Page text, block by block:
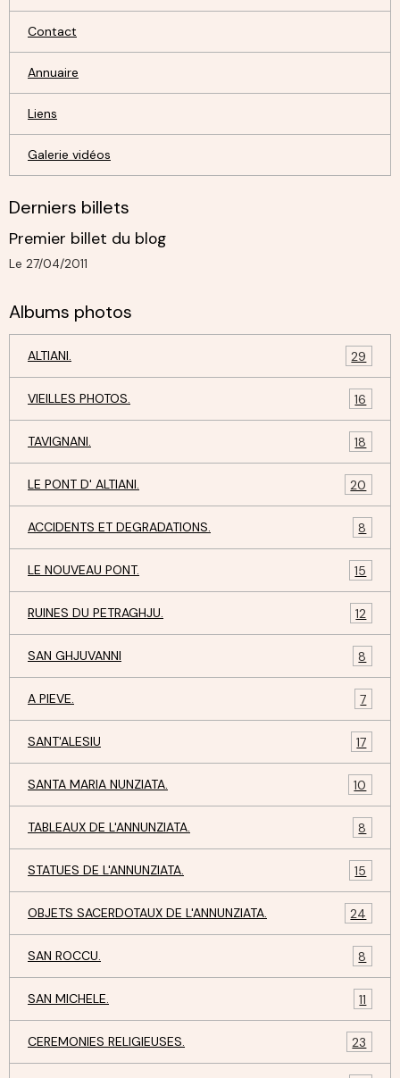
Contact
Annuaire
Liens
Galerie vidéos
Derniers billets
Premier billet du blog
Le 27/04/2011
Albums photos
ALTIANI. 29
VIEILLES PHOTOS. 16
TAVIGNANI. 18
LE PONT D' ALTIANI. 20
ACCIDENTS ET DEGRADATIONS. 8
LE NOUVEAU PONT. 15
RUINES DU PETRAGHJU. 12
SAN GHJUVANNI 8
A PIEVE. 7
SANT'ALESIU 17
SANTA MARIA NUNZIATA. 10
TABLEAUX DE L'ANNUNZIATA. 8
STATUES DE L'ANNUNZIATA. 15
OBJETS SACERDOTAUX DE L'ANNUNZIATA. 24
SAN ROCCU. 8
SAN MICHELE. 11
CEREMONIES RELIGIEUSES. 23